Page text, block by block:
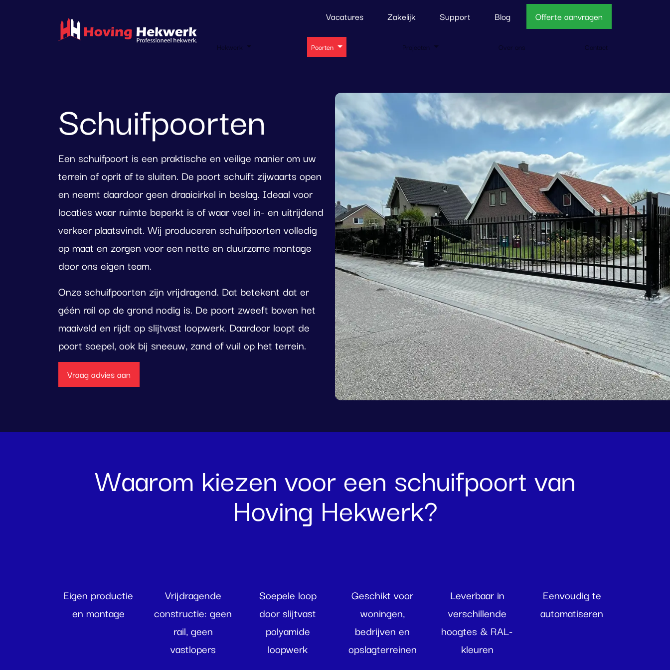
Vacatures Zakelijk Support Blog Offerte aanvragen
Hekwerk Poorten Projecten Over ons Contact
Schuifpoorten
Een schuifpoort is een praktische en veilige manier om uw
terrein of oprit af te sluiten. De poort schuift zijwaarts open
en neemt daardoor geen draaicirkel in beslag. Ideaal voor
locaties waar ruimte beperkt is of waar veel in- en uitrijdend
verkeer plaatsvindt. Wij produceren schuifpoorten volledig
op maat en zorgen voor een nette en duurzame montage
door ons eigen team.
Onze schuifpoorten zijn vrijdragend. Dat betekent dat er
géén rail op de grond nodig is. De poort zweeft boven het
maaiveld en rijdt op slijtvast loopwerk. Daardoor loopt de
poort soepel, ook bij sneeuw, zand of vuil op het terrein.
Vraag advies aan
Waarom kiezen voor een schuifpoort van
Hoving Hekwerk?
Eigen productie
en montage
Vrijdragende
constructie: geen
rail, geen
vastlopers
Soepele loop
door slijtvast
polyamide
loopwerk
Geschikt voor
woningen,
bedrijven en
opslagterreinen
Leverbaar in
verschillende
hoogtes & RAL-
kleuren
Eenvoudig te
automatiseren